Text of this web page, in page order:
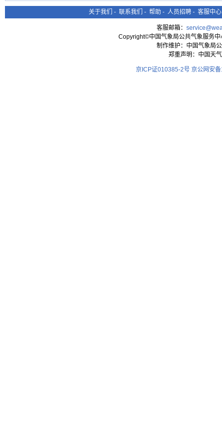
关于我们 - 联系我们 - 帮助 - 人员招聘 - 客服中心
客服邮箱：
Copyright©中国气象局公共气象服务
制作维护：中国气象局
郑重声明：中国天
京ICP证010385-2号 京公网安